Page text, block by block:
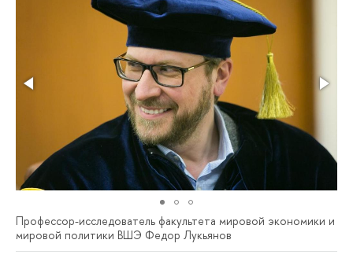
Профессор-исследователь факультета мировой экономики и
мировой политики ВШЭ Федор Лукьянов